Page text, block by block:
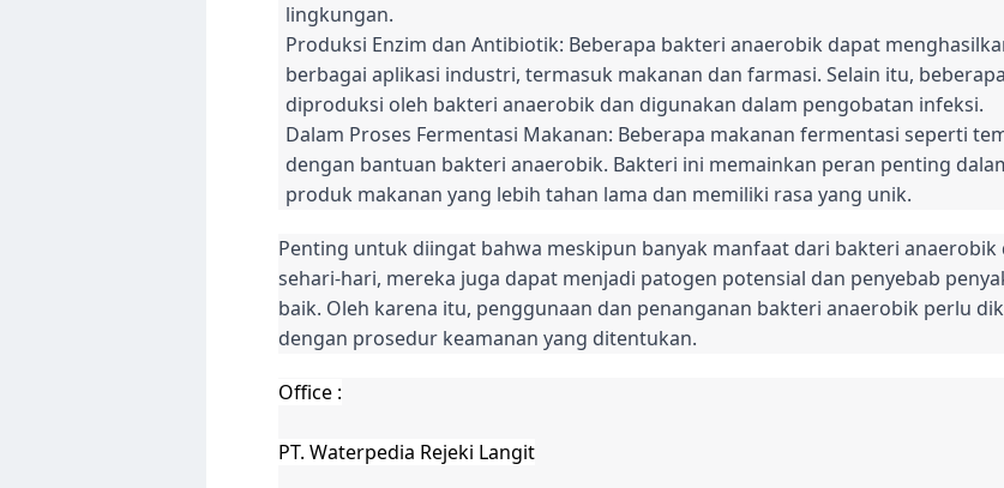
lingkungan.
Produksi Enzim dan Antibiotik: Beberapa bakteri anaerobik dapat
berbagai aplikasi industri, termasuk makanan dan farmasi. Selain itu,
diproduksi oleh bakteri anaerobik dan digunakan dalam pengobatan infeksi.
Dalam Proses Fermentasi Makanan: Beberapa makanan fermentasi seperti
dengan bantuan bakteri anaerobik. Bakteri ini memainkan peran penting
produk makanan yang lebih tahan lama dan memiliki rasa yang unik.
Penting untuk diingat bahwa meskipun banyak manfaat dari bakteri
sehari-hari, mereka juga dapat menjadi patogen potensial dan penyebab
baik. Oleh karena itu, penggunaan dan penanganan bakteri anaerobik perlu
dengan prosedur keamanan yang ditentukan.
Office :
PT. Waterpedia Rejeki Langit